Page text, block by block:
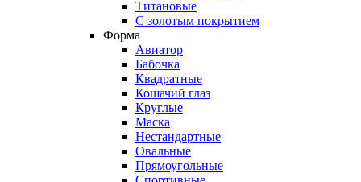
Титановые
С золотым покрытием
Форма
Авиатор
Бабочка
Квадратные
Кошачий глаз
Круглые
Маска
Нестандартные
Овальные
Прямоугольные